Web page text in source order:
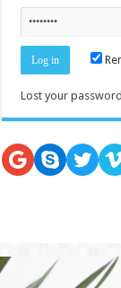
Lost your
Google
Skype